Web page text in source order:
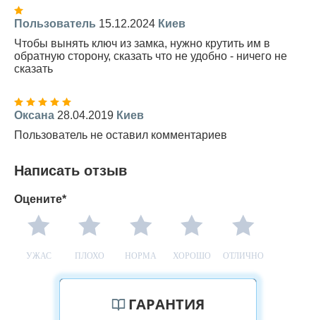
Пользователь 15.12.2024 Киев
Чтобы вынять ключ из замка, нужно крутить им в
обратную сторону, сказать что не удобно - ничего не
сказать
Оксана 28.04.2019 Киев
Пользователь не оставил комментариев
Написать отзыв
Оцените*
УЖАС ПЛОХО НОРМА ХОРОШО ОТЛИЧНО
ГАРАНТИЯ